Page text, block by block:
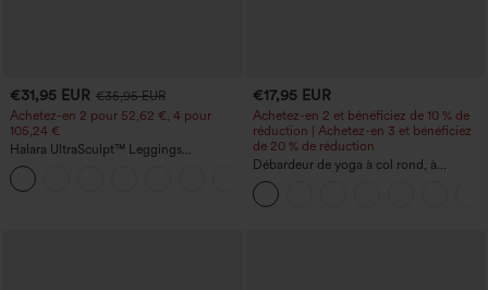
€31,95 EUR €35,95 EUR
Achetez-en 2 pour 52,62 €, 4 pour
105,24 €
Halara UltraSculpt™ Leggings
d'entraînement sculptants taille haute,
effet ventre plat, avec poche
€17,95 EUR
Achetez-en 2 et bénéficiez de 10 % de
réduction | Achetez-en 3 et bénéficiez
de 20 % de réduction
Débardeur de yoga à col rond, à
fronces, effet rafraîchissant - UPF50+